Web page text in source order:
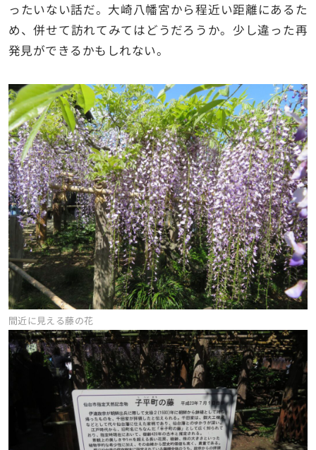
ったいない話だ。大崎八幡宮から程近い距離にあるた
め、併せて訪れてみてはどうだろうか。少し違った再
発見ができるかもしれない。
間近に見える藤の花